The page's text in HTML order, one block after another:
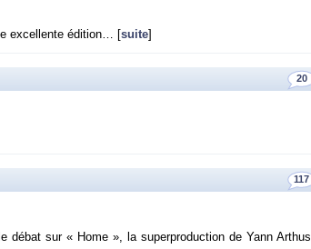
ex­cel­lente édi­tion… [ suite
20
117
sur « Home », la su­per­pro­duc­tion de Yann Ar­thus